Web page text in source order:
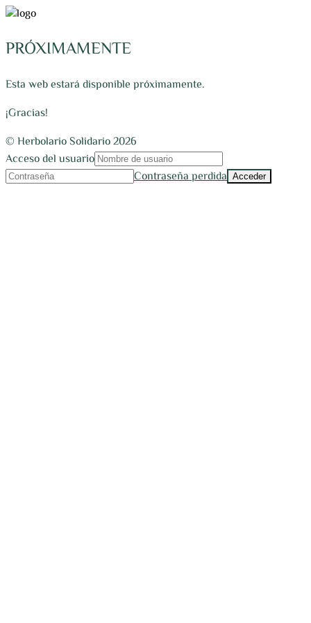
PRÓXIMAMENTE
Esta web estará disponible próximamente.
¡Gracias!
© Herbolario Solidario 2026
Acceso del usuario
Contraseña perdida